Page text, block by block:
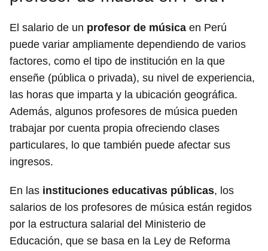
El salario de un profesor de música en Perú
puede variar ampliamente dependiendo de varios
factores, como el tipo de institución en la que
enseñe (pública o privada), su nivel de experiencia,
las horas que imparta y la ubicación geográfica.
Además, algunos profesores de música pueden
trabajar por cuenta propia ofreciendo clases
particulares, lo que también puede afectar sus
ingresos.
En las instituciones educativas públicas, los
salarios de los profesores de música están regidos
por la estructura salarial del Ministerio de
Educación, que se basa en la Ley de Reforma